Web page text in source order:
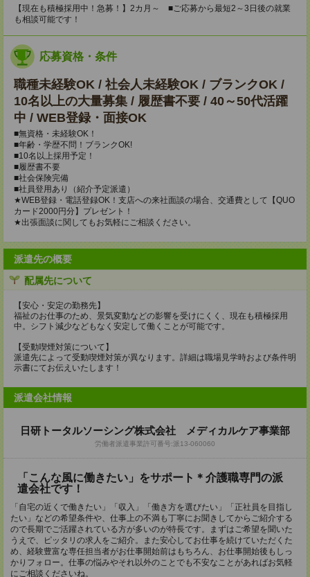
【現在も積極採用中！急募！】2カ月～ ■ご応募から最短2～3日後の就業
も相談可能です！
応募資格・条件
職種未経験OK / 社会人未経験OK / ブランクOK /
10名以上の大量募集 / 履歴書不要 / 40～50代活躍
中 / WEB登録・面接OK
■無資格・未経験OK！
■年齢・学歴不問！ブランクOK!
■10名以上採用予定！
■履歴書不要
■社会保険完備
■社員登用あり（紹介予定派遣）
★WEB登録・電話登録OK！支店への来社面談の場合、交通費として【QUO
カード2000円分】プレゼント！
★出張面談に関してもお気軽にご相談ください。
派遣先の概要
配属先について
【安心・安定の勤務先】
福祉のお仕事のため、景気変動などの影響を受けにくく、現在も積極採用
中。シフト減少などもなく安定して働くことが可能です。
【受動喫煙対策について】
派遣先によって受動喫煙対策が異なります。詳細は職場見学時および条件明
示書にてお伝えいたします！
派遣会社情報
日研トータルソーシング株式会社 メディカルケア事業部
労働者派遣事業許可番号:派13-060060
「こんな風に働きたい」をサポート＊介護職専門の派
遣会社です！
「自宅の近くで働きたい」「収入」「働き方を選びたい」「正社員を目指し
たい」などの希望条件や、仕事上の不満も丁寧にお聞きしてからご紹介する
ので長期でご活躍されている方が多いのが特長です。まずはご希望を聞いた
うえで、ピッタリの求人をご紹介。また安心してお仕事を続けていただくた
め、経験豊富な専任担当者がお仕事開始前はもちろん、お仕事開始後もしっ
かりフォロー。仕事の悩みやそれ以外のことでも不安なことがあればお気軽
にご相談くださいね。